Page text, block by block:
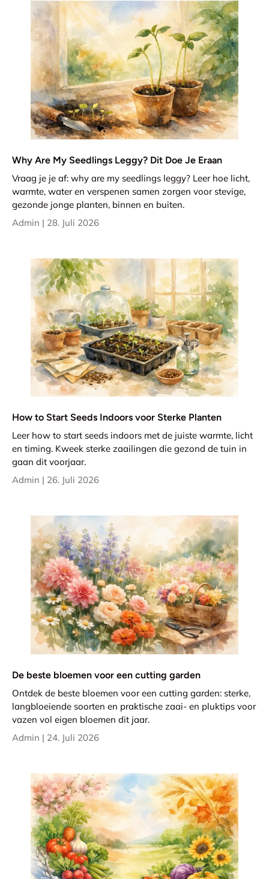
Why Are My Seedlings Leggy? Dit Doe Je Eraan
Vraag je je af: why are my seedlings leggy? Leer hoe licht,
warmte, water en verspenen samen zorgen voor stevige,
gezonde jonge planten, binnen en buiten.
Admin | 28. Juli 2026
How to Start Seeds Indoors voor Sterke Planten
Leer how to start seeds indoors met de juiste warmte, licht
en timing. Kweek sterke zaailingen die gezond de tuin in
gaan dit voorjaar.
Admin | 26. Juli 2026
De beste bloemen voor een cutting garden
Ontdek de beste bloemen voor een cutting garden: sterke,
langbloeiende soorten en praktische zaai- en pluktips voor
vazen vol eigen bloemen dit jaar.
Admin | 24. Juli 2026